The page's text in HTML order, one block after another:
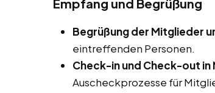
Empfang und Begrüßung
Begrüßung der Mitglieder
eintreffenden Personen.
Check-in und Check-out in
Auscheckprozesse für